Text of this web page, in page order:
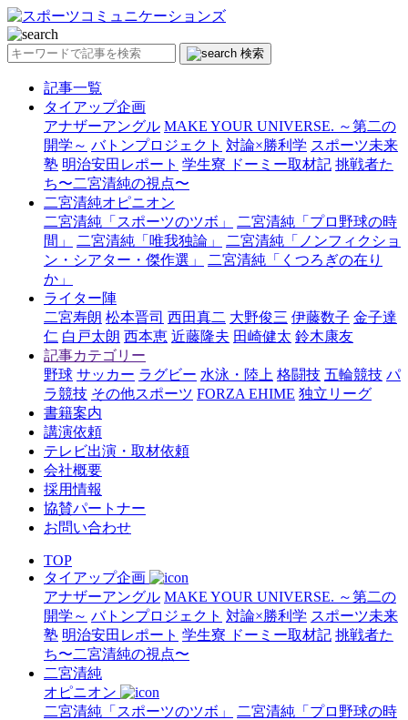
検索
記事一覧
タイアップ企画
アナザーアングル MAKE YOUR UNIVERSE. ～第二の
開学～ バトンプロジェクト 対論×勝利学 スポーツ未来
塾 明治安田レポート 学生寮 ドーミー取材記 挑戦者た
ち〜二宮清純の視点〜
二宮清純オピニオン
二宮清純「スポーツのツボ」
二宮清純「プロ野球の時
間」
二宮清純「唯我独論」
二宮清純「ノンフィクショ
ン・シアター・傑作選」
二宮清純「くつろぎの在り
か」
ライター陣
二宮寿朗 松本晋司 西田真二 大野俊三 伊藤数子 金子達
仁 白戸太朗 西本恵 近藤隆夫 田崎健太 鈴木康友
記事カテゴリー
野球 サッカー ラグビー 水泳・陸上 格闘技 五輪競技 パ
ラ競技 その他スポーツ FORZA EHIME 独立リーグ
書籍案内
講演依頼
テレビ出演・取材依頼
会社概要
採用情報
協賛パートナー
お問い合わせ
TOP
タイアップ企画
アナザーアングル MAKE YOUR UNIVERSE. ～第二の
開学～ バトンプロジェクト 対論×勝利学 スポーツ未来
塾 明治安田レポート 学生寮 ドーミー取材記 挑戦者た
ち〜二宮清純の視点〜
二宮清純
オピニオン
二宮清純「スポーツのツボ」
二宮清純「プロ野球の時